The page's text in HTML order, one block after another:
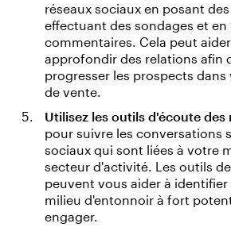
réseaux sociaux en posant
effectuant des sondages et
commentaires. Cela peut
approfondir des relations afin
progresser les prospects
de vente.
Utilisez les outils d'écoute des
pour suivre les conversations
sociaux qui sont liées à votre
secteur d'activité. Les outils
peuvent vous aider à identifier
milieu d'entonnoir à fort
engager.